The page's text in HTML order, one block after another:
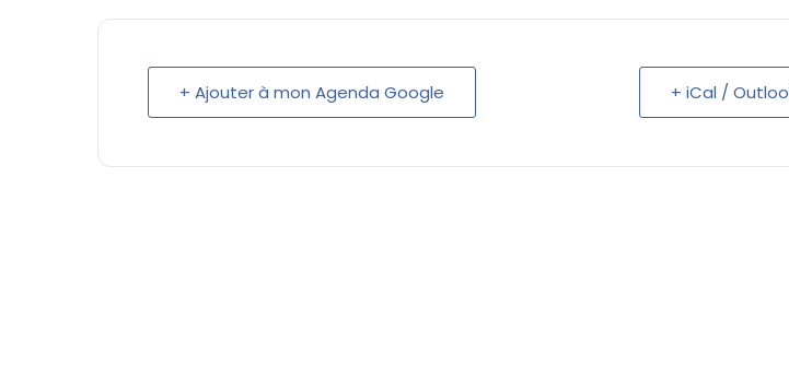
+ Ajouter à mon Agenda Google + iCal /